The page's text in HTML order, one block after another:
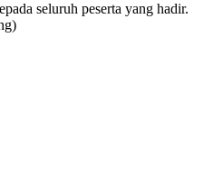
seluruh peserta yang hadir.